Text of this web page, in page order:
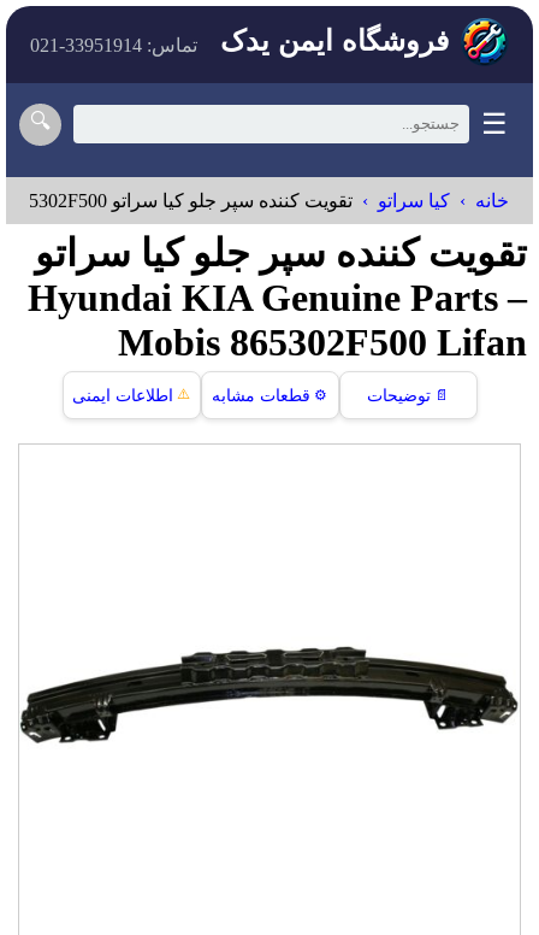
فروشگاه ایمن یدک تماس: 33951914-021
☰
🔍
خانه کیا سراتو تقويت كننده سپر جلو کیا سراتو Hyundai KIA Genuine Parts – Mobis 865302F500
تقويت كننده سپر جلو کیا سراتو
Hyundai KIA Genuine Parts –
Mobis 865302F500 Lifan
📄 توضیحات ⚙️ قطعات مشابه ⚠️ اطلاعات ایمنی